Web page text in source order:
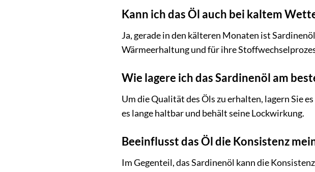
Kann ich das Öl auch bei kaltem
Ja, gerade in den kälteren Monaten ist
Wärmeerhaltung und für ihre
Wie lagere ich das Sardinenöl am
Um die Qualität des Öls zu erhalten, lagern Sie
es lange haltbar und behält seine Lockwirkung.
Beeinflusst das Öl die Konsistenz
Im Gegenteil, das Sardinenöl kann die